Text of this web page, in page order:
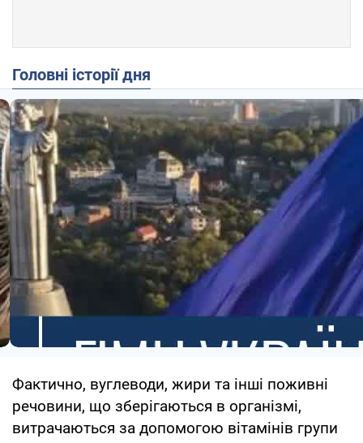
Головні історії дня
Фактично, вуглеводи, жири та інші поживні
речовини, що зберігаються в організмі,
витрачаються за допомогою вітамінів групи